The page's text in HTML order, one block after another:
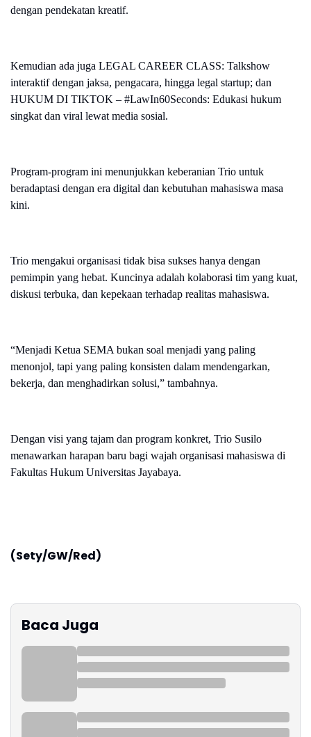
dengan pendekatan kreatif.
Kemudian ada juga LEGAL CAREER CLASS: Talkshow
interaktif dengan jaksa, pengacara, hingga legal startup; dan
HUKUM DI TIKTOK – #LawIn60Seconds: Edukasi hukum
singkat dan viral lewat media sosial.
Program-program ini menunjukkan keberanian Trio untuk
beradaptasi dengan era digital dan kebutuhan mahasiswa masa
kini.
Trio mengakui organisasi tidak bisa sukses hanya dengan
pemimpin yang hebat. Kuncinya adalah kolaborasi tim yang kuat,
diskusi terbuka, dan kepekaan terhadap realitas mahasiswa.
“Menjadi Ketua SEMA bukan soal menjadi yang paling
menonjol, tapi yang paling konsisten dalam mendengarkan,
bekerja, dan menghadirkan solusi,” tambahnya.
Dengan visi yang tajam dan program konkret, Trio Susilo
menawarkan harapan baru bagi wajah organisasi mahasiswa di
Fakultas Hukum Universitas Jayabaya.
(Sety/GW/Red)
Baca Juga